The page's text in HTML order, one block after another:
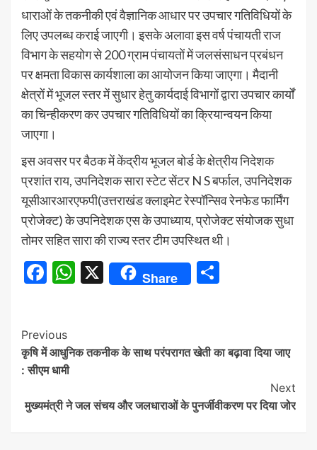
धाराओं के तकनीकी एवं वैज्ञानिक आधार पर उपचार गतिविधियों के
लिए उपलब्ध कराई जाएगी। इसके अलावा इस वर्ष पंचायती राज
विभाग के सहयोग से 200 ग्राम पंचायतों में जलसंसाधन प्रबंधन
पर क्षमता विकास कार्यशाला का आयोजन किया जाएगा। मैदानी
क्षेत्रों में भूजल स्तर में सुधार हेतु कार्यदाई विभागों द्वारा उपचार कार्यों
का चिन्हीकरण कर उपचार गतिविधियों का क्रियान्वयन किया
जाएगा।
इस अवसर पर बैठक में केंद्रीय भूजल बोर्ड के क्षेत्रीय निदेशक
प्रशांत राय, उपनिदेशक सारा स्टेट सेंटर N S बर्फाल, उपनिदेशक
यूसीआरआरएफपी(उत्तराखंड क्लाइमेट रेस्पॉन्सिव रेनफेड फार्मिंग
प्रोजेक्ट) के उपनिदेशक एस के उपाध्याय, प्रोजेक्ट संयोजक सुधा
तोमर सहित सारा की राज्य स्तर टीम उपस्थित थी।
Facebook
WhatsApp
X Share
Continue
Reading
Previous
कृषि में आधुनिक तकनीक के साथ परंपरागत खेती का बढ़ावा दिया जाए
: सीएम धामी
Next
मुख्यमंत्री ने जल संचय और जलधाराओं के पुनर्जीवीकरण पर दिया जोर